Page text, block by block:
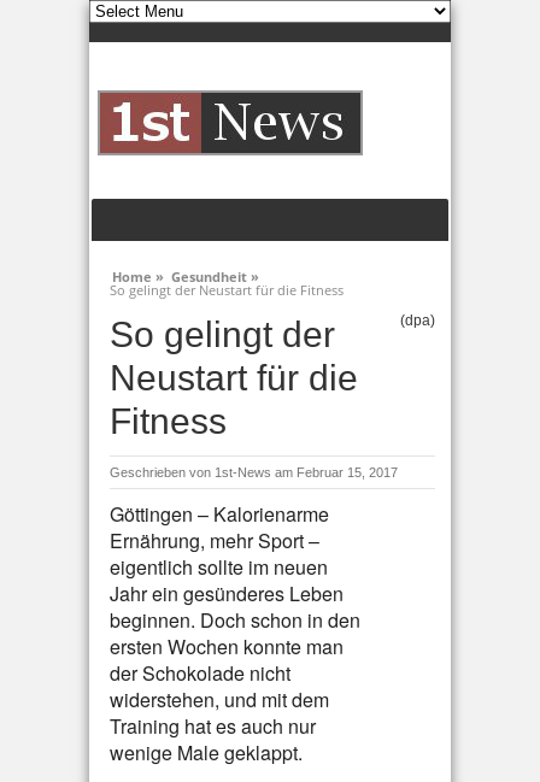
Home » Gesundheit »
So gelingt der Neustart für die Fitness
So gelingt der
Neustart für die
Fitness
(dpa)
Geschrieben von 1st-News am Februar 15, 2017
Göttingen – Kalorienarme
Ernährung, mehr Sport –
eigentlich sollte im neuen
Jahr ein gesünderes Leben
beginnen. Doch schon in den
ersten Wochen konnte man
der Schokolade nicht
widerstehen, und mit dem
Training hat es auch nur
wenige Male geklappt.